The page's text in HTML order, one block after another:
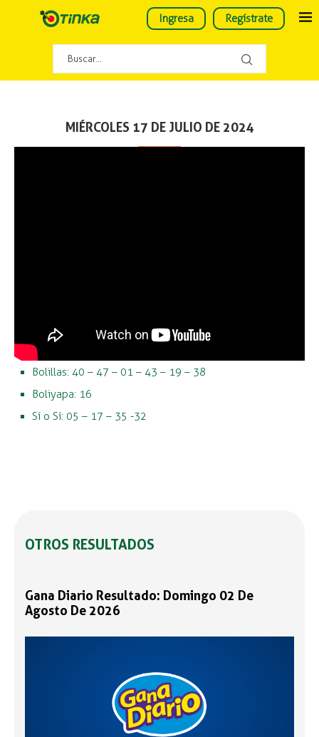
Ingresa Regístrate
MIÉRCOLES 17 DE JULIO DE 2024
Bolillas: 40 – 47 – 01 – 43 – 19 – 38
Boliyapa: 16
Sí o Sí: 05 – 17 – 35 -32
OTROS RESULTADOS
Gana Diario Resultado: Domingo 02 De
Agosto De 2026